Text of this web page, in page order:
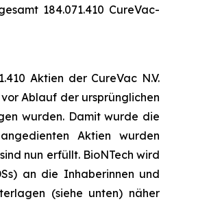
184.071.410 CureVac-
Aktien der CureVac N.V.
Ablauf der ursprünglichen
wurden. Damit wurde die
Aktien wurden
nun erfüllt. BioNTech wird
an die Inhaberinnen und
(siehe unten) näher